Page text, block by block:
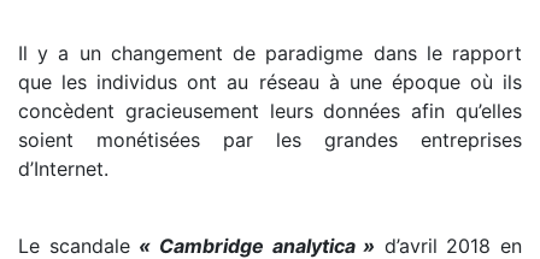
Il y a un changement de paradigme dans le rapport
que les individus ont au réseau à une époque où ils
concèdent gracieusement leurs données afin qu’elles
soient monétisées par les grandes entreprises
d’Internet.
Le scandale « Cambridge analytica » d’avril 2018 en